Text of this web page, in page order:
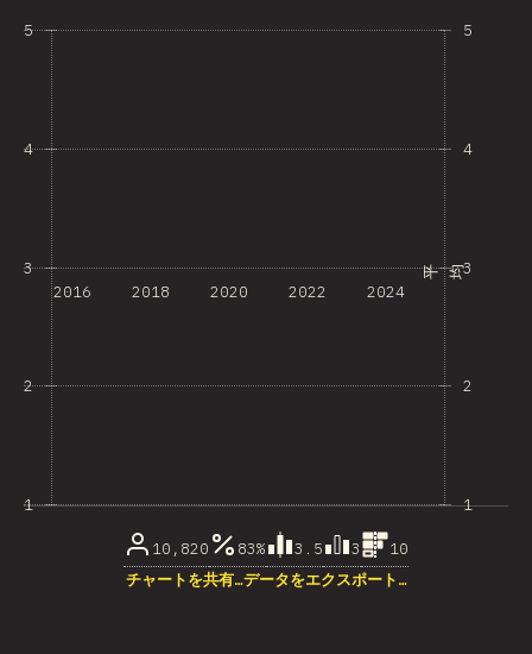
1
2
3
4
5
2016 2018 2020 2022 2024
1
2
3
4
5
平均
10,820 83% 3.5 3
10
チャートを共有…データをエクスポート…